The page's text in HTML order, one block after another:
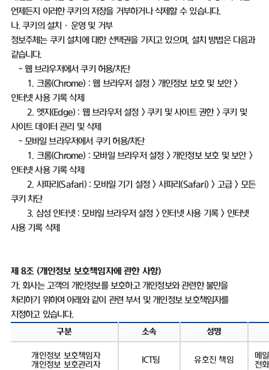
언제든지 이러한 쿠키의 저장을 거부하거나 삭제할 수 있습니다.
나.쿠키의 설치ㆍ운영 및 거부
정보주체는 쿠키 설치에 대한 선택권을 가지고 있으며, 설치 방법은 다음과
같습니다.
- 웹 브라우저에서 쿠키 허용/차단
1. 크롬(Chrome) :웹 브라우저 설정> 개인정보 보호 및 보안>
인터넷 사용 기록 삭제
2. 엣지 (Edge) : 웹 브라우저 설정>쿠키 및 사이트 권한>쿠키 및
사이트 데이터 관리 및 삭제
- 모바일 브라우저에서 쿠키 허용/차단
1. 크롬(Chrome) : 모바일 브라우저 설정>개인정보 보호 및 보안>
인터넷 사용 기록 삭제
2. 사파리 (Safari) : 모바일 기기 설정> 사파리 (Safari) > 고급> 모든
쿠키 차단
3. 삼성 인터넷: 모바일 브라우저 설정> 인터넷 사용 기록> 인터넷
사용 기록 삭제
제 8조 (개인정보 보호책임자에 관한 사항)
가.회사는 고객의 개인정보를 보호하고 개인정보와 관련한 불만을
처리하기 위하여 아래와 같이 관련 부서 및 개인정보 보호책임자를
지정하고 있습니다.
구분 소속 성명
개인정보 보호책임자
개인정보 보호관리자
ICT팀 유호진 책임
메
전